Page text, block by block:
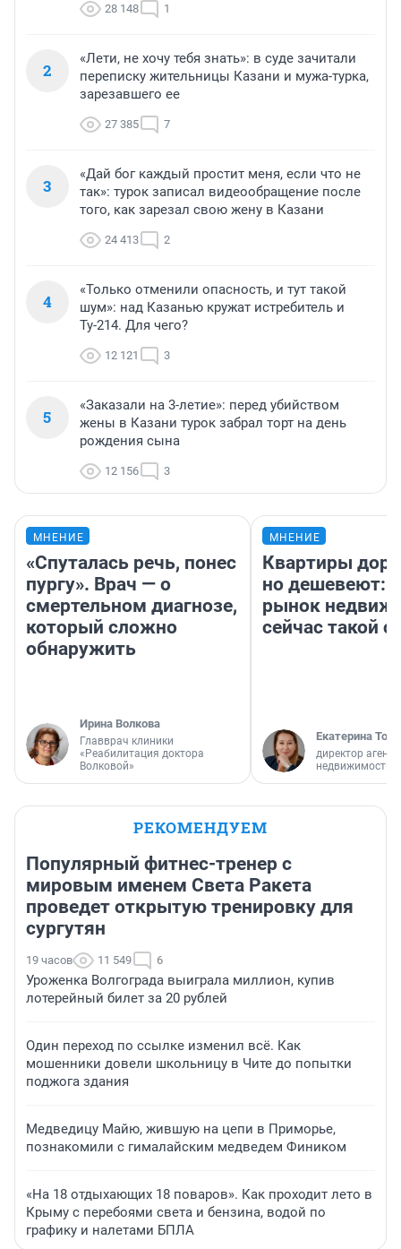
28 148 1
2
«Лети, не хочу тебя знать»: в суде зачитали
переписку жительницы Казани и мужа-турка,
зарезавшего ее
27 385 7
3
«Дай бог каждый простит меня, если что не
так»: турок записал видеообращение после
того, как зарезал свою жену в Казани
24 413 2
4
«Только отменили опасность, и тут такой
шум»: над Казанью кружат истребитель и
Ту-214. Для чего?
12 121 3
5
«Заказали на 3-летие»: перед убийством
жены в Казани турок забрал торт на день
рождения сына
12 156 3
МНЕНИЕ
«Спуталась речь, понес
пургу». Врач — о
смертельном диагнозе,
который сложно
обнаружить
Ирина Волкова
Главврач клиники
«Реабилитация доктора
Волковой»
МНЕНИЕ
Квартиры
но дешевеют:
рынок
сейчас такой
Екатерина
директор
недвижимости
РЕКОМЕНДУЕМ
Популярный фитнес-тренер с
мировым именем Света Ракета
проведет открытую тренировку для
сургутян
19 часов 11 549 6
Уроженка Волгограда выиграла миллион, купив
лотерейный билет за 20 рублей
Один переход по ссылке изменил всё. Как
мошенники довели школьницу в Чите до попытки
поджога здания
Медведицу Майю, жившую на цепи в Приморье,
познакомили с гималайским медведем Фиником
«На 18 отдыхающих 18 поваров». Как проходит лето в
Крыму с перебоями света и бензина, водой по
графику и налетами БПЛА